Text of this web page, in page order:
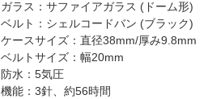
ガラス：サファイアガラス (ドーム形)
ベルト：シェルコードバン (ブラック)
ケースサイズ：直径38mm/厚み9.8mm
ベルトサイズ：幅20mm
防水：5気圧
機能：3針、約56時間